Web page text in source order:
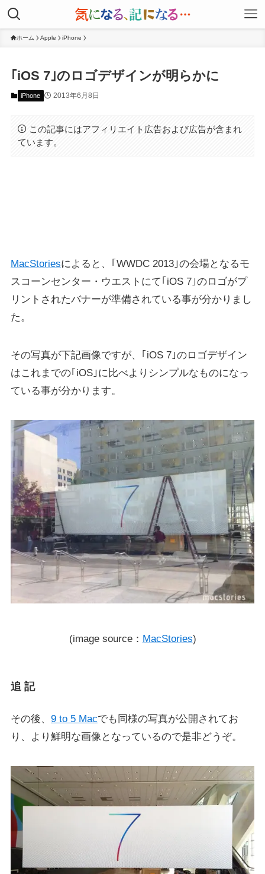
ホーム Apple iPhone
｢iOS 7｣のロゴデザインが明らかに
iPhone 2013年6月8日
この記事にはアフィリエイト広告および広告が含まれ
ています。
MacStoriesによると、｢WWDC 2013｣の会場となるモ
スコーンセンター・ウエストにて｢iOS 7｣のロゴがプ
リントされたバナーが準備されている事が分かりまし
た。
その写真が下記画像ですが、｢iOS 7｣のロゴデザイン
はこれまでの｢iOS｣に比べよりシンプルなものになっ
ている事が分かります。
(image source： MacStories)
追 記
その後、 9 to 5 Macでも同様の写真が公開されてお
り、より鮮明な画像となっているので是非どうぞ。